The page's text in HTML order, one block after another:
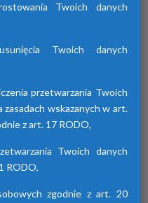
z serii HDB
adsorpcyjnego,
eksploatacji,
pracy lato/zima
Twoich danych
Twoich danych
przetwarzania Twoich
wskazanych w art.
z art. 17 RODO,
Twoich danych
RODO,
zgodnie z art. 20